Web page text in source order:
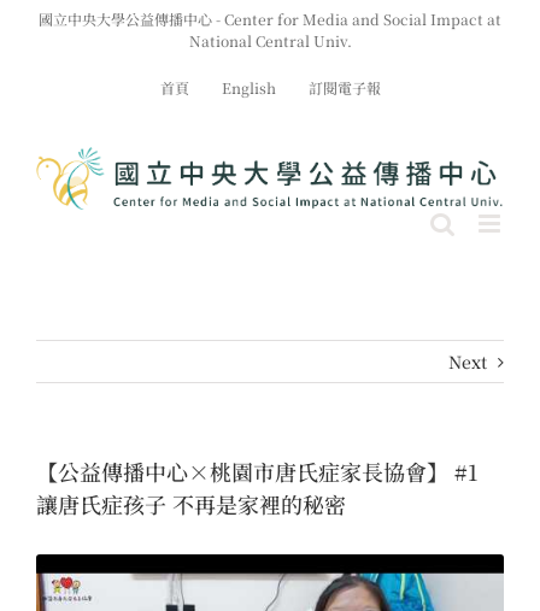
國立中央大學公益傳播中心 - Center for Media and Social Impact at
National Central Univ.
首頁 English 訂閱電子報
Next
【公益傳播中心×桃園市唐氏症家長協會】 #1
讓唐氏症孩子 不再是家裡的秘密